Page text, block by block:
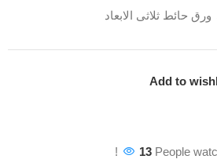
ورق حائط ثلاثى الابعاد
Add to
13 People